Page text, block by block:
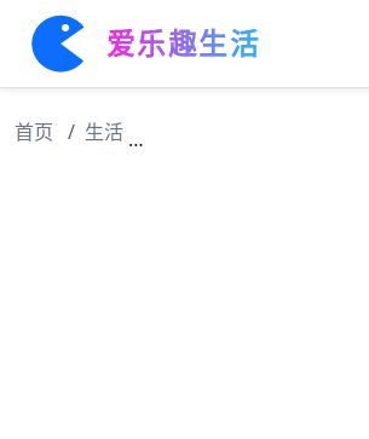
爱乐趣生活
首页 生活